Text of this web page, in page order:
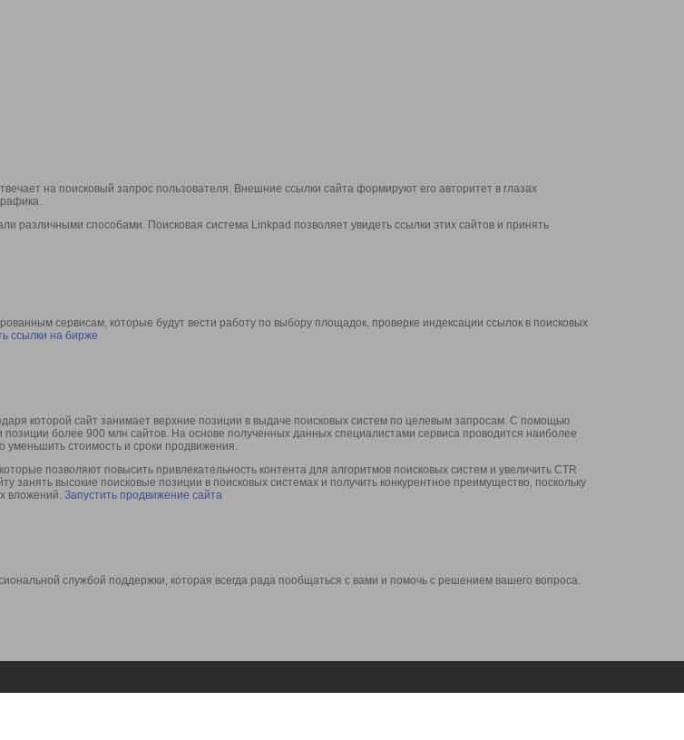
на поисковый запрос пользователя. Внешние ссылки сайта формируют его авторитет в глазах
различными способами. Поисковая система Linkpad позволяет увидеть ссылки этих сайтов и принять
сервисам, которые будут вести работу по выбору площадок, проверке индексации ссылок в поисковых
ссылки на бирже
которой сайт занимает верхние позиции в выдаче поисковых систем по целевым запросам. С помощью
более 900 млн сайтов. На основе полученных данных специалистами сервиса проводится наиболее
уменьшить стоимость и сроки продвижения.
позволяют повысить привлекательность контента для алгоритмов поисковых систем и увеличить CTR
занять высокие поисковые позиции в поисковых системах и получить конкурентное преимущество, поскольку
вложений. Запустить продвижение сайта
службой поддержки, которая всегда рада пообщаться с вами и помочь с решением вашего вопроса.